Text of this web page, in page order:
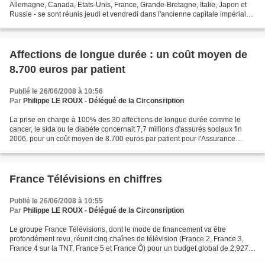
Allemagne, Canada, Etats-Unis, France, Grande-Bretagne, Italie, Japon et
Russie - se sont réunis jeudi et vendredi dans l'ancienne capitale impériale
Affections de longue durée : un coût moyen de
8.700 euros par patient
Publié le 26/06/2008 à 10:56
Par Philippe LE ROUX - Délégué de la Circonsription
La prise en charge à 100% des 30 affections de longue durée comme le
cancer, le sida ou le diabète concernait 7,7 millions d'assurés sociaux fin
2006, pour un coût moyen de 8.700 euros par patient pour l'Assurance
France Télévisions en chiffres
Publié le 26/06/2008 à 10:55
Par Philippe LE ROUX - Délégué de la Circonsription
Le groupe France Télévisions, dont le mode de financement va être
profondément revu, réunit cinq chaînes de télévision (France 2, France 3,
France 4 sur la TNT, France 5 et France Ô) pour un budget global de 2,927